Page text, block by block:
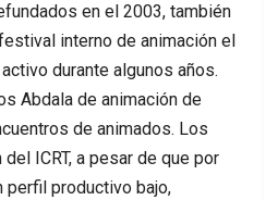
en el 2003, también
interno de animación el
activo durante algunos años.
Abdala de animación de
de animados. Los
ICRT, a pesar de que por
perfil productivo bajo,